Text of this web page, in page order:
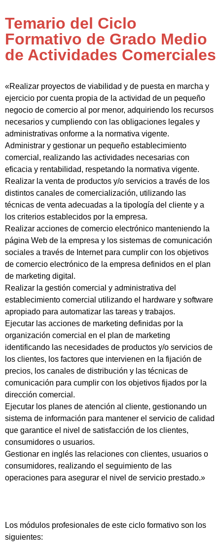
Temario del Ciclo
Formativo de Grado Medio
de Actividades Comerciales
«Realizar proyectos de viabilidad y de puesta en marcha y
ejercicio por cuenta propia de la actividad de un pequeño
negocio de comercio al por menor, adquiriendo los recursos
necesarios y cumpliendo con las obligaciones legales y
administrativas onforme a la normativa vigente.
Administrar y gestionar un pequeño establecimiento
comercial, realizando las actividades necesarias con
eficacia y rentabilidad, respetando la normativa vigente.
Realizar la venta de productos y/o servicios a través de los
distintos canales de comercialización, utilizando las
técnicas de venta adecuadas a la tipología del cliente y a
los criterios establecidos por la empresa.
Realizar acciones de comercio electrónico manteniendo la
página Web de la empresa y los sistemas de comunicación
sociales a través de Internet para cumplir con los objetivos
de comercio electrónico de la empresa definidos en el plan
de marketing digital.
Realizar la gestión comercial y administrativa del
establecimiento comercial utilizando el hardware y software
apropiado para automatizar las tareas y trabajos.
Ejecutar las acciones de marketing definidas por la
organización comercial en el plan de marketing
identificando las necesidades de productos y/o servicios de
los clientes, los factores que intervienen en la fijación de
precios, los canales de distribución y las técnicas de
comunicación para cumplir con los objetivos fijados por la
dirección comercial.
Ejecutar los planes de atención al cliente, gestionando un
sistema de información para mantener el servicio de calidad
que garantice el nivel de satisfacción de los clientes,
consumidores o usuarios.
Gestionar en inglés las relaciones con clientes, usuarios o
consumidores, realizando el seguimiento de las
operaciones para asegurar el nivel de servicio prestado.»
Los módulos profesionales de este ciclo formativo son los
siguientes: